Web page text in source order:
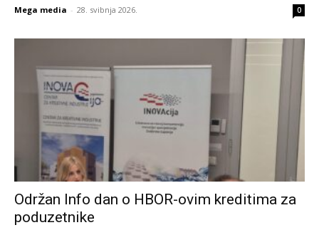
Mega media - 28. svibnja 2026. 0
Održan Info dan o HBOR-ovim kreditima za
poduzetnike